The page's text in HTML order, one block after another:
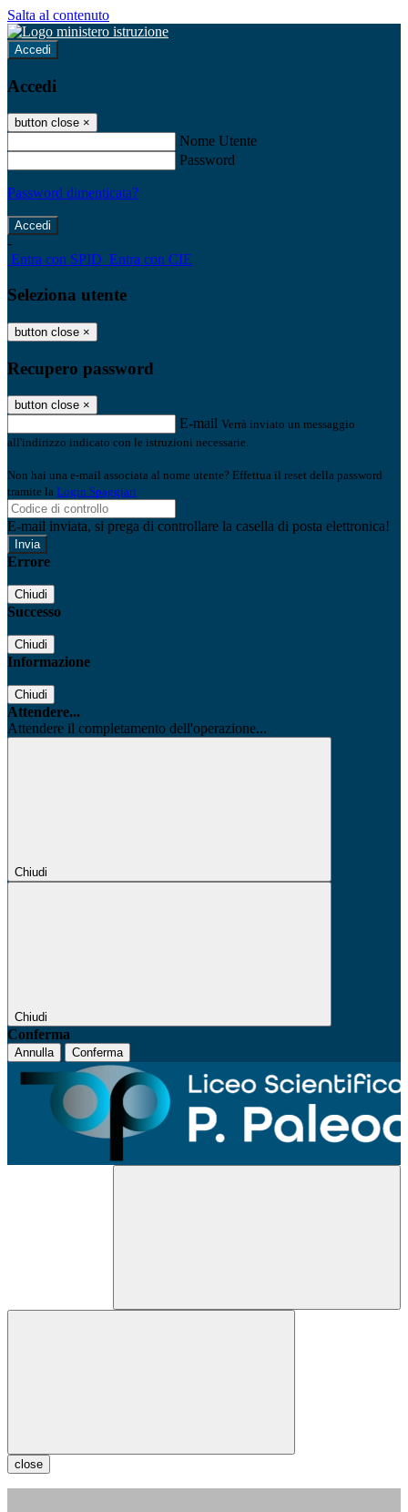
Salta al contenuto
Accedi
Accedi
button close ×
Nome Utente
Password
Password dimenticata?
-
Entra con SPID Entra con CIE
Seleziona utente
button close ×
Recupero password
button close ×
E-mail Verrà inviato un messaggio
all'indirizzo indicato con le istruzioni necessarie.
Non hai una e-mail associata al nome utente? Effettua il reset della password
tramite la Login Spaggiari
E-mail inviata, si prega di controllare la casella di posta elettronica!
Errore
Chiudi
Successo
Chiudi
Informazione
Chiudi
Attendere...
Attendere il completamento dell'operazione...
Chiudi
Chiudi
Conferma
Annulla Conferma
close